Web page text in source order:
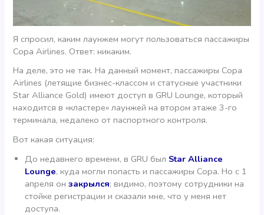
Я спросил, каким лаунжем могут пользоваться пассажиры
Copa Airlines. Ответ: никаким.
На деле, это не так. На данный момент, пассажиры Copa
Airlines (летящие бизнес-классом и статусные участники
Star Alliance Gold) имеют доступ в GRU Lounge, который
находится в «кластере» лаунжей на втором этаже 3-го
терминала, недалеко от паспортного контроля.
Вот какая ситуация:
До недавнего времени, в GRU был Star Alliance
Lounge, куда могли попасть и пассажиры Copa. Но с 1
апреля онзакрылся; видимо, поэтому сотрудники на
стойке регистрации и сказали мне, что у меня нет
доступа.